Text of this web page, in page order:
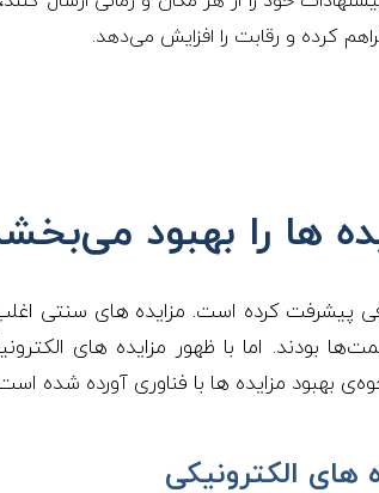
کرده و رقابت را افزایش می‌دهد.
ها را بهبود
پیشرفت کرده است. مزایده های سنتی
بهبود مزایده ها با فناوری آورده شده